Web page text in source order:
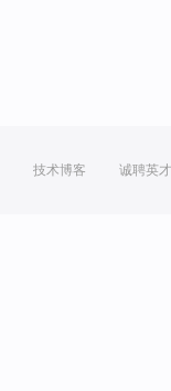
技术博客 诚聘英才